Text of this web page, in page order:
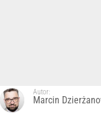
Autor:
Marcin